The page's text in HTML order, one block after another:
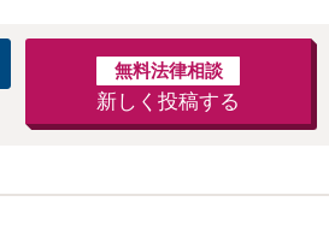
無料法律相談
新しく投稿する